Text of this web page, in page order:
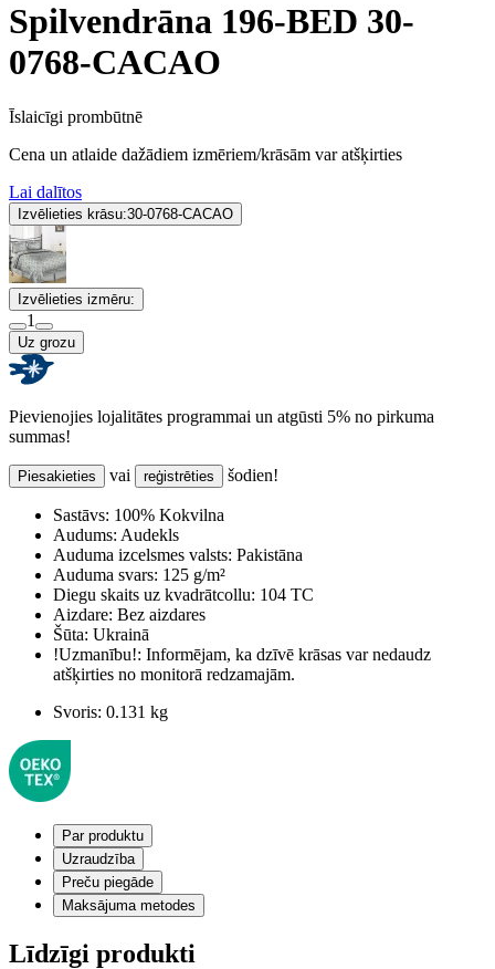
Spilvendrāna 196-BED 30-
0768-CACAO
Īslaicīgi prombūtnē
Cena un atlaide dažādiem izmēriem/krāsām var atšķirties
Lai dalītos
Izvēlieties krāsu:30-0768-CACAO
Izvēlieties izmēru:
1
Uz grozu
Pievienojies lojalitātes programmai un atgūsti 5% no pirkuma
summas!
Piesakieties vai reģistrēties šodien!
Sastāvs: 100% Kokvilna
Audums: Audekls
Auduma izcelsmes valsts: Pakistāna
Auduma svars: 125 g/m²
Diegu skaits uz kvadrātcollu: 104 TC
Aizdare: Bez aizdares
Šūta: Ukrainā
!Uzmanību!: Informējam, ka dzīvē krāsas var nedaudz
atšķirties no monitorā redzamajām.
Svoris: 0.131 kg
Par produktu
Uzraudzība
Preču piegāde
Maksājuma metodes
Līdzīgi produkti